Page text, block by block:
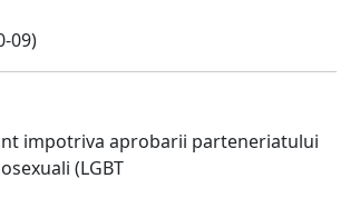
09)
impotriva aprobarii parteneriatului
(LGBT